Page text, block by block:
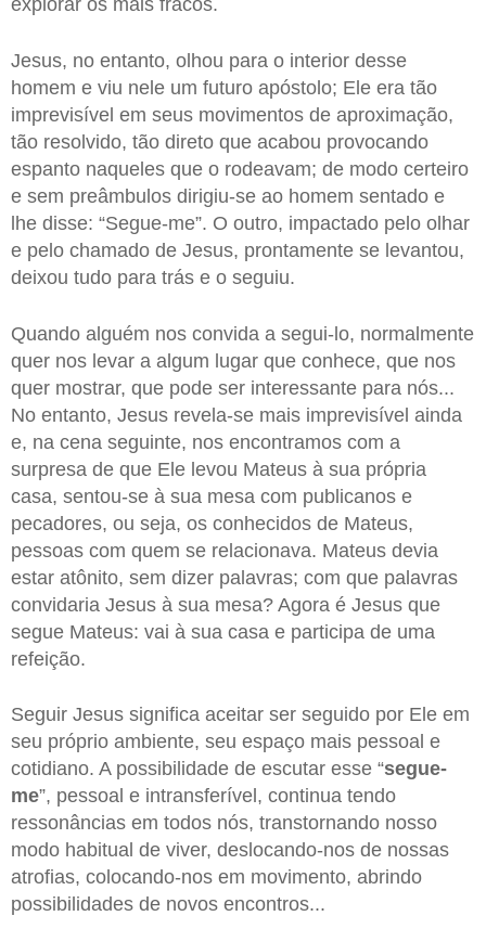
explorar os mais fracos.
Jesus, no entanto, olhou para o interior desse
homem e viu nele um futuro apóstolo; Ele era tão
imprevisível em seus movimentos de aproximação,
tão resolvido, tão direto que acabou provocando
espanto naqueles que o rodeavam; de modo certeiro
e sem preâmbulos dirigiu-se ao homem sentado e
lhe disse: “Segue-me”. O outro, impactado pelo olhar
e pelo chamado de Jesus, prontamente se levantou,
deixou tudo para trás e o seguiu.
Quando alguém nos convida a segui-lo, normalmente
quer nos levar a algum lugar que conhece, que nos
quer mostrar, que pode ser interessante para nós...
No entanto, Jesus revela-se mais imprevisível ainda
e, na cena seguinte, nos encontramos com a
surpresa de que Ele levou Mateus à sua própria
casa, sentou-se à sua mesa com publicanos e
pecadores, ou seja, os conhecidos de Mateus,
pessoas com quem se relacionava. Mateus devia
estar atônito, sem dizer palavras; com que palavras
convidaria Jesus à sua mesa? Agora é Jesus que
segue Mateus: vai à sua casa e participa de uma
refeição.
Seguir Jesus significa aceitar ser seguido por Ele em
seu próprio ambiente, seu espaço mais pessoal e
cotidiano. A possibilidade de escutar esse “segue-
me”, pessoal e intransferível, continua tendo
ressonâncias em todos nós, transtornando nosso
modo habitual de viver, deslocando-nos de nossas
atrofias, colocando-nos em movimento, abrindo
possibilidades de novos encontros...